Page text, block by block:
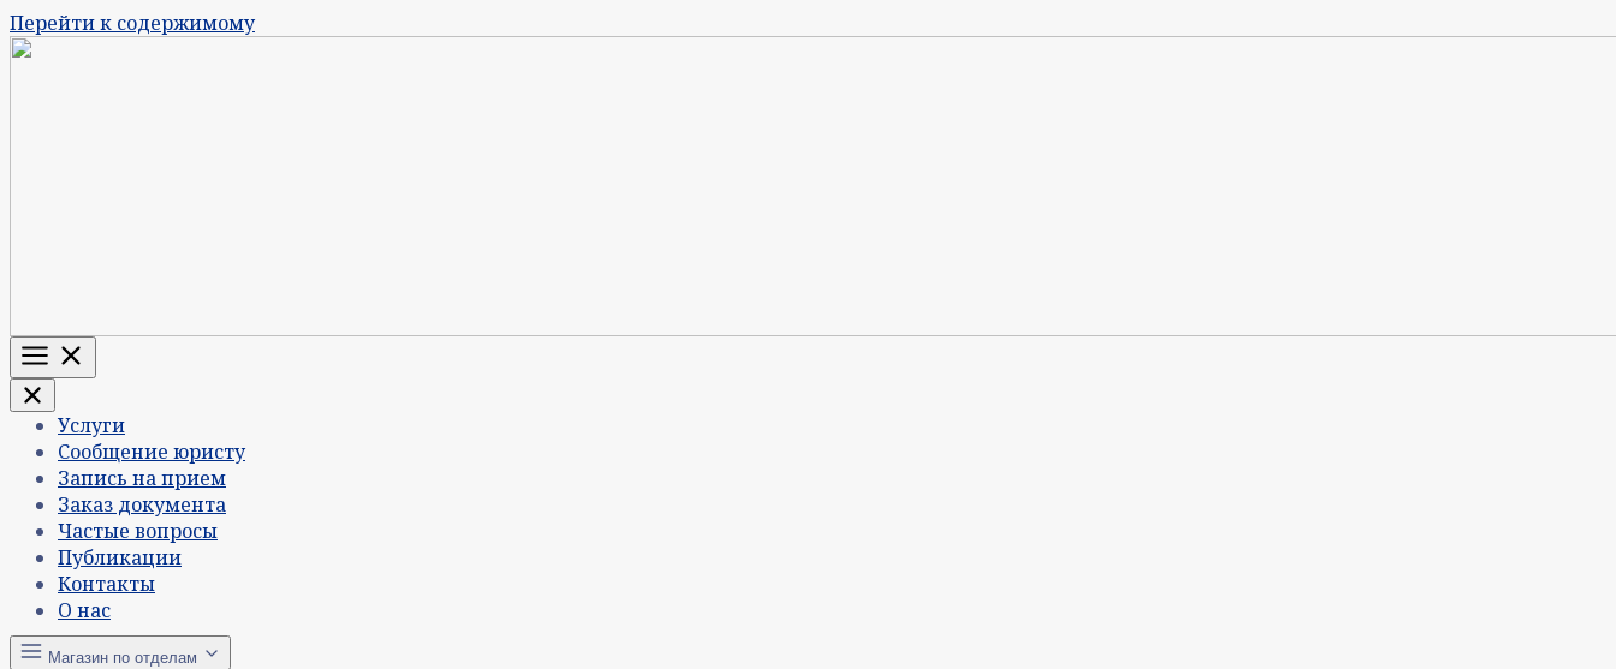
Перейти к содержимому
Меню
Услуги
Сообщение юристу
Запись на прием
Заказ документа
Частые вопросы
Публикации
Контакты
О нас
Магазин по отделам